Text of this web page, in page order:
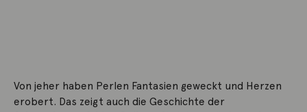
Von jeher haben Perlen Fantasien geweckt und Herzen
erobert. Das zeigt auch die Geschichte der